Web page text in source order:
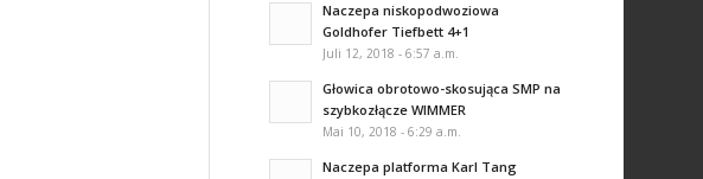
Naczepa niskopodwoziowa
Goldhofer Tiefbett 4+1
Juli 12, 2018 - 6:57 a.m.
Głowica obrotowo-skosująca SMP na
szybkozłącze WIMMER
Mai 10, 2018 - 6:29 a.m.
Naczepa platforma Karl Tang